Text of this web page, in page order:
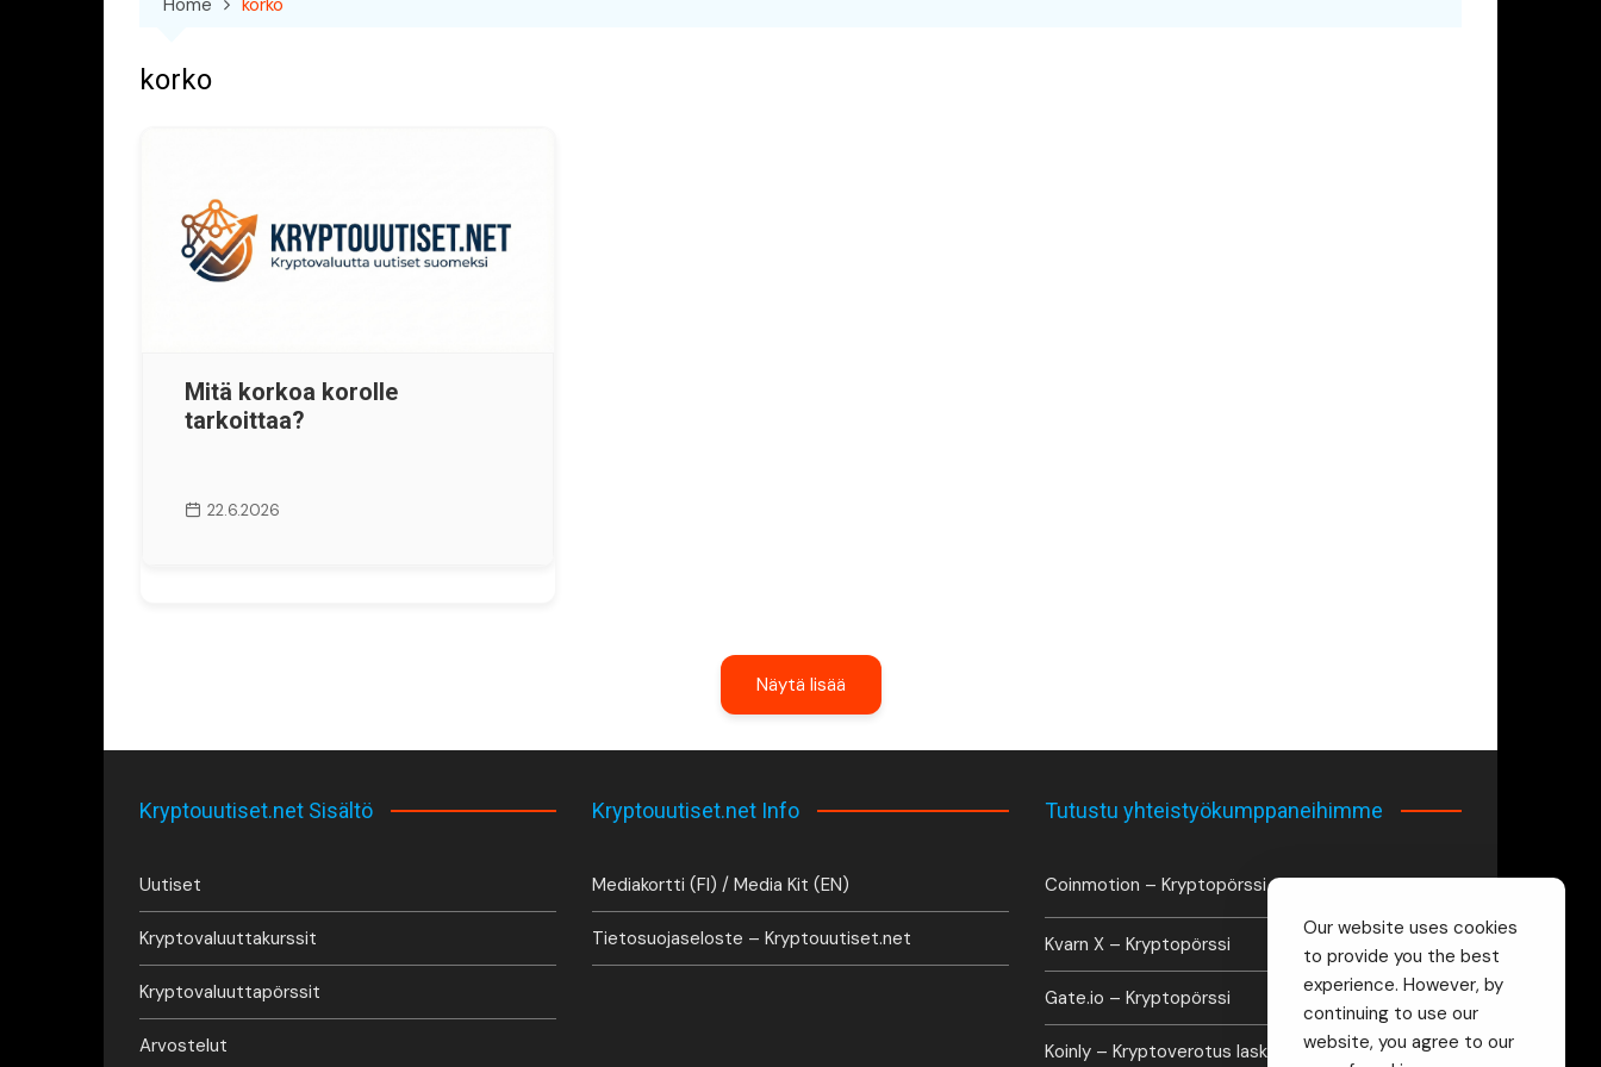
korko
Mitä korkoa korolle
tarkoittaa?
22.6.2026
Näytä lisää
Kryptouutiset.net Sisältö
Uutiset
Kryptovaluuttakurssit
Kryptovaluuttapörssit
Arvostelut
Kryptouutiset.net Info
Mediakortti (FI) / Media Kit (EN)
Tietosuojaseloste – Kryptouutiset.net
Tutustu yhteistyökumppaneihimme
Coinmotion – Kryptopörssi
Kvarn X – Kryptopörssi
Gate.io – Kryptopörssi
Koinly – Kryptoverotus laskuri
Our website uses cookies
to provide you the best
experience. However, by
continuing to use our
website, you agree to our